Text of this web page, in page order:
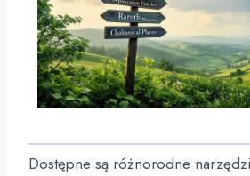
Dostępne są różnorodne